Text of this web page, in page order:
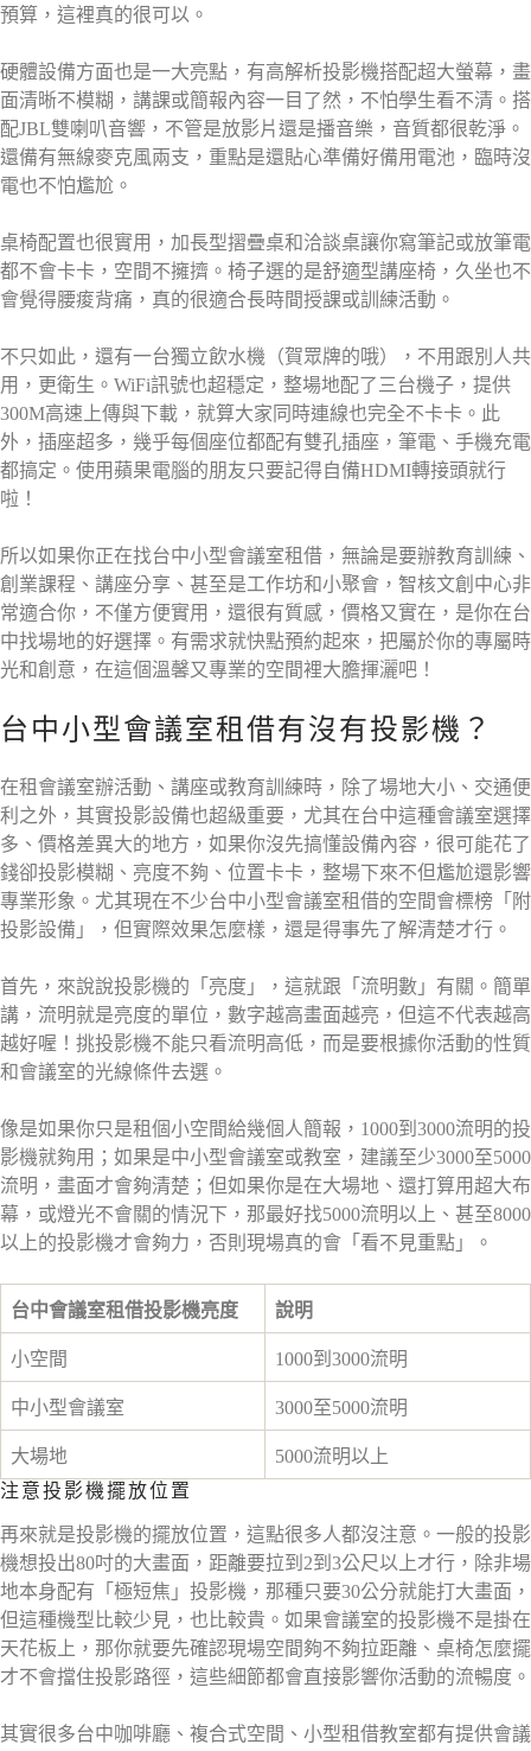
預算，這裡真的很可以。
硬體設備方面也是一大亮點，有高解析投影機搭配超大螢幕，畫
面清晰不模糊，講課或簡報內容一目了然，不怕學生看不清。搭
配JBL雙喇叭音響，不管是放影片還是播音樂，音質都很乾淨。
還備有無線麥克風兩支，重點是還貼心準備好備用電池，臨時沒
電也不怕尷尬。
桌椅配置也很實用，加長型摺疊桌和洽談桌讓你寫筆記或放筆電
都不會卡卡，空間不擁擠。椅子選的是舒適型講座椅，久坐也不
會覺得腰痠背痛，真的很適合長時間授課或訓練活動。
不只如此，還有一台獨立飲水機（賀眾牌的哦），不用跟別人共
用，更衛生。WiFi訊號也超穩定，整場地配了三台機子，提供
300M高速上傳與下載，就算大家同時連線也完全不卡卡。此
外，插座超多，幾乎每個座位都配有雙孔插座，筆電、手機充電
都搞定。使用蘋果電腦的朋友只要記得自備HDMI轉接頭就行
啦！
所以如果你正在找台中小型會議室租借，無論是要辦教育訓練、
創業課程、講座分享、甚至是工作坊和小聚會，智核文創中心非
常適合你，不僅方便實用，還很有質感，價格又實在，是你在台
中找場地的好選擇。有需求就快點預約起來，把屬於你的專屬時
光和創意，在這個溫馨又專業的空間裡大膽揮灑吧！
台中小型會議室租借有沒有投影機？
在租會議室辦活動、講座或教育訓練時，除了場地大小、交通便
利之外，其實投影設備也超級重要，尤其在台中這種會議室選擇
多、價格差異大的地方，如果你沒先搞懂設備內容，很可能花了
錢卻投影模糊、亮度不夠、位置卡卡，整場下來不但尷尬還影響
專業形象。尤其現在不少台中小型會議室租借的空間會標榜「附
投影設備」，但實際效果怎麼樣，還是得事先了解清楚才行。
首先，來說說投影機的「亮度」，這就跟「流明數」有關。簡單
講，流明就是亮度的單位，數字越高畫面越亮，但這不代表越高
越好喔！挑投影機不能只看流明高低，而是要根據你活動的性質
和會議室的光線條件去選。
像是如果你只是租個小空間給幾個人簡報，1000到3000流明的投
影機就夠用；如果是中小型會議室或教室，建議至少3000至5000
流明，畫面才會夠清楚；但如果你是在大場地、還打算用超大布
幕，或燈光不會關的情況下，那最好找5000流明以上、甚至8000
以上的投影機才會夠力，否則現場真的會「看不見重點」。
台中會議室租借投影機亮度 說明
小空間 1000到3000流明
中小型會議室 3000至5000流明
大場地
5000流明以上
注意投影機擺放位置
再來就是投影機的擺放位置，這點很多人都沒注意。一般的投影
機想投出80吋的大畫面，距離要拉到2到3公尺以上才行，除非場
地本身配有「極短焦」投影機，那種只要30公分就能打大畫面，
但這種機型比較少見，也比較貴。如果會議室的投影機不是掛在
天花板上，那你就要先確認現場空間夠不夠拉距離、桌椅怎麼擺
才不會擋住投影路徑，這些細節都會直接影響你活動的流暢度。
其實很多台中咖啡廳、複合式空間、小型租借教室都有提供會議